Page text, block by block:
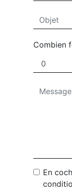
Combien
En